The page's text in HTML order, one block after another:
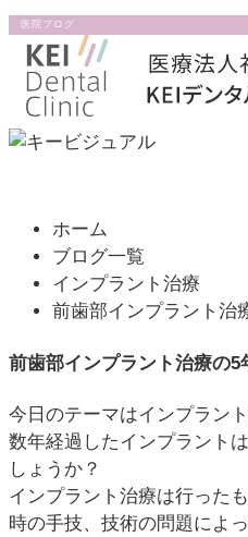
医院ブログ
ホーム
ブログ一覧
インプラント治療
前歯部インプラント治
前歯部インプラント治療の5
今日のテーマはインプラン
数年経過したインプラント
しょうか？
インプラント治療は行った
時の手技、技術の問題によ